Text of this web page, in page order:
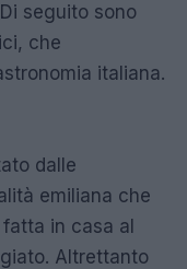
seguito sono
che
italiana.
dalle
emiliana che
in casa al
Altrettanto